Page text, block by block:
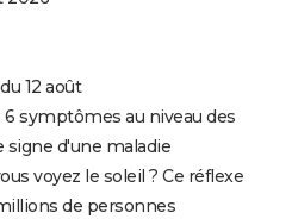
12 août
6 symptômes au niveau des
signe d'une maladie
voyez le soleil ? Ce réflexe
de personnes